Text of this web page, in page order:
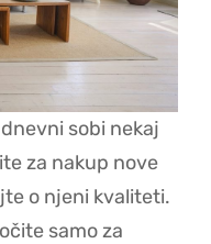
sobi nekaj
za nakup nove
o njeni kvaliteti.
samo za